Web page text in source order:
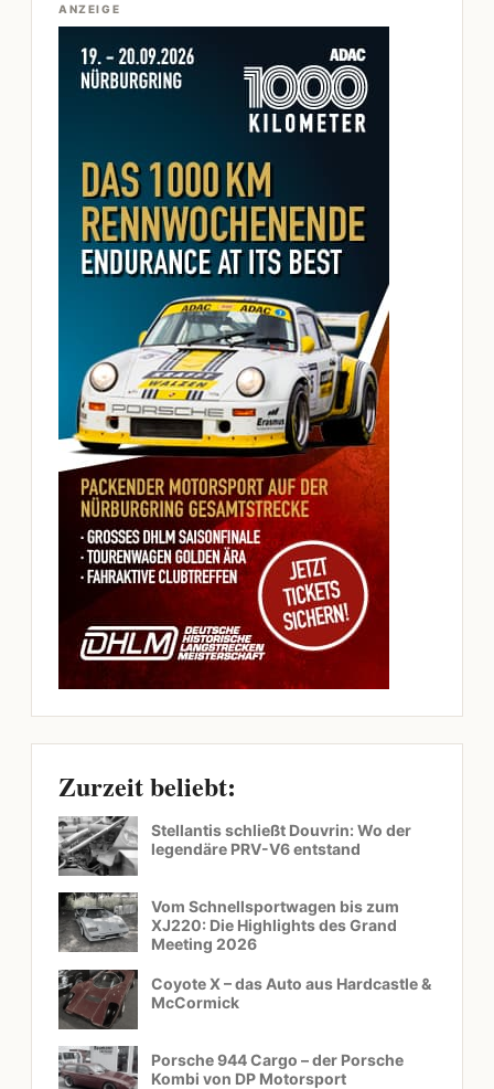
ANZEIGE
Zurzeit beliebt:
Stellantis schließt Douvrin: Wo der
legendäre PRV-V6 entstand
Vom Schnellsportwagen bis zum
XJ220: Die Highlights des Grand
Meeting 2026
Coyote X – das Auto aus Hardcastle &
McCormick
Porsche 944 Cargo – der Porsche
Kombi von DP Motorsport